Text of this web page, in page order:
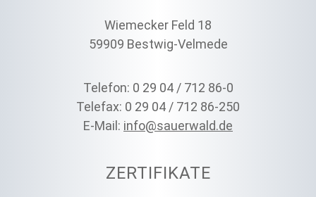
Wiemecker Feld 18
59909 Bestwig-Velmede
Telefon: 0 29 04 / 712 86-0
Telefax: 0 29 04 / 712 86-250
E-Mail: info@sauerwald.de
ZERTIFIKATE